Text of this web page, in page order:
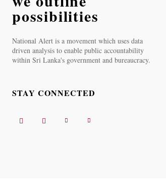
possibilities
National Alert is a movement which uses data
driven analysis to enable public accountability
within Sri Lanka's government and bureaucracy.
STAY CONNECTED